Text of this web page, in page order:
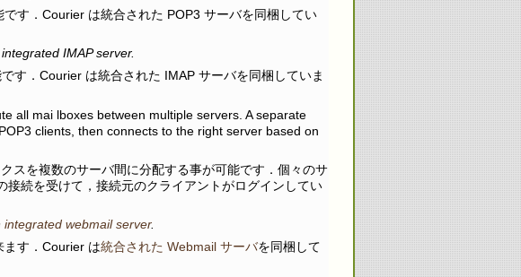
す．Courier は統合された POP3 サーバを同梱してい
IMAP server.
す．Courier は統合された IMAP サーバを同梱していま
all mai lboxes between multiple servers. A separate
clients, then connects to the right server based on
スを複数のサーバ間に分配する事が可能です．個々のサ
続を受けて，接続元のクライアントがログインしてい
integrated webmail server.
ます．Courier は統合された Webmail サーバを同梱して